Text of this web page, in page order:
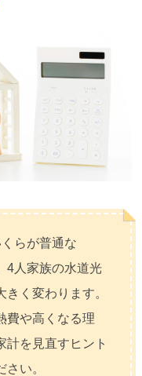
らが普通な
4人家族の水道光
く変わります。
費や高くなる理
計を見直すヒント
い。